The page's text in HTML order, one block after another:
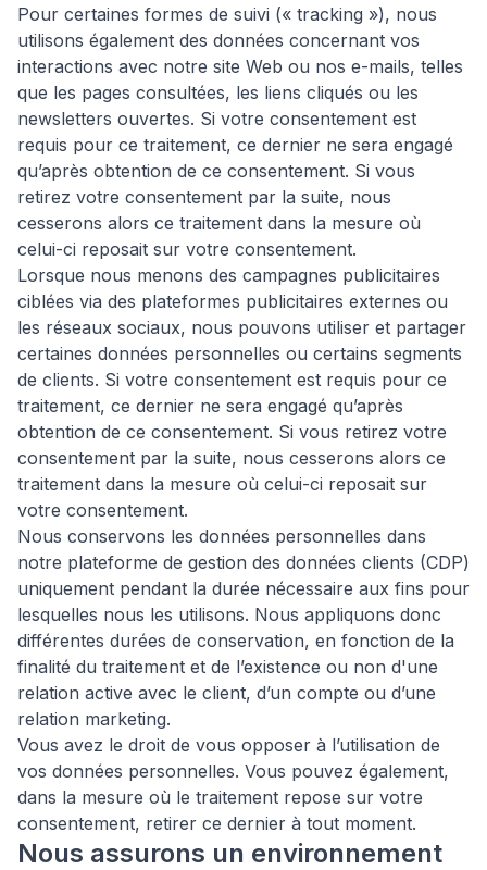
Pour certaines formes de suivi (« tracking »), nous
utilisons également des données concernant vos
interactions avec notre site Web ou nos e-mails, telles
que les pages consultées, les liens cliqués ou les
newsletters ouvertes. Si votre consentement est
requis pour ce traitement, ce dernier ne sera engagé
qu’après obtention de ce consentement. Si vous
retirez votre consentement par la suite, nous
cesserons alors ce traitement dans la mesure où
celui-ci reposait sur votre consentement.
Lorsque nous menons des campagnes publicitaires
ciblées via des plateformes publicitaires externes ou
les réseaux sociaux, nous pouvons utiliser et partager
certaines données personnelles ou certains segments
de clients. Si votre consentement est requis pour ce
traitement, ce dernier ne sera engagé qu’après
obtention de ce consentement. Si vous retirez votre
consentement par la suite, nous cesserons alors ce
traitement dans la mesure où celui-ci reposait sur
votre consentement.
Nous conservons les données personnelles dans
notre plateforme de gestion des données clients (CDP)
uniquement pendant la durée nécessaire aux fins pour
lesquelles nous les utilisons. Nous appliquons donc
différentes durées de conservation, en fonction de la
finalité du traitement et de l’existence ou non d'une
relation active avec le client, d’un compte ou d’une
relation marketing.
Vous avez le droit de vous opposer à l’utilisation de
vos données personnelles. Vous pouvez également,
dans la mesure où le traitement repose sur votre
consentement, retirer ce dernier à tout moment.
Nous assurons un environnement